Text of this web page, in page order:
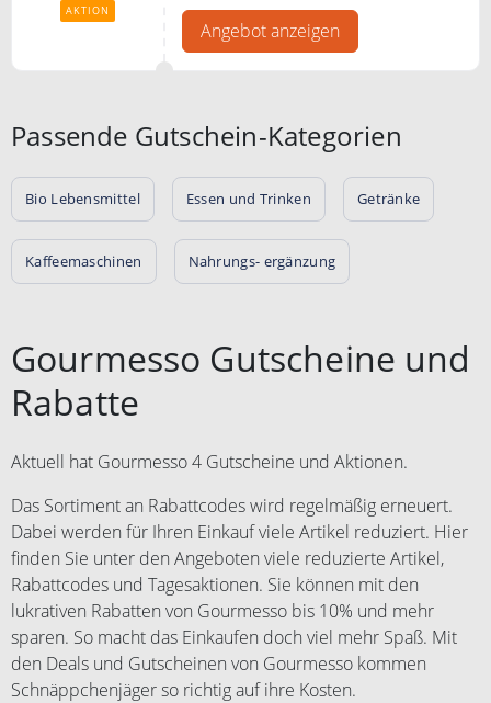
AKTION
günstigen Preisen. Ab einer
Bestellung von 60€ erhalten Sie
Angebot anzeigen
Passende Gutschein-Kategorien
Bio Lebensmittel Essen und Trinken Getränke
Kaffeemaschinen Nahrungs- ergänzung
Gourmesso Gutscheine und
Rabatte
Aktuell hat Gourmesso 4 Gutscheine und Aktionen.
Das Sortiment an Rabattcodes wird regelmäßig erneuert.
Dabei werden für Ihren Einkauf viele Artikel reduziert. Hier
finden Sie unter den Angeboten viele reduzierte Artikel,
Rabattcodes und Tagesaktionen. Sie können mit den
lukrativen Rabatten von Gourmesso bis 10% und mehr
sparen. So macht das Einkaufen doch viel mehr Spaß. Mit
den Deals und Gutscheinen von Gourmesso kommen
Schnäppchenjäger so richtig auf ihre Kosten.